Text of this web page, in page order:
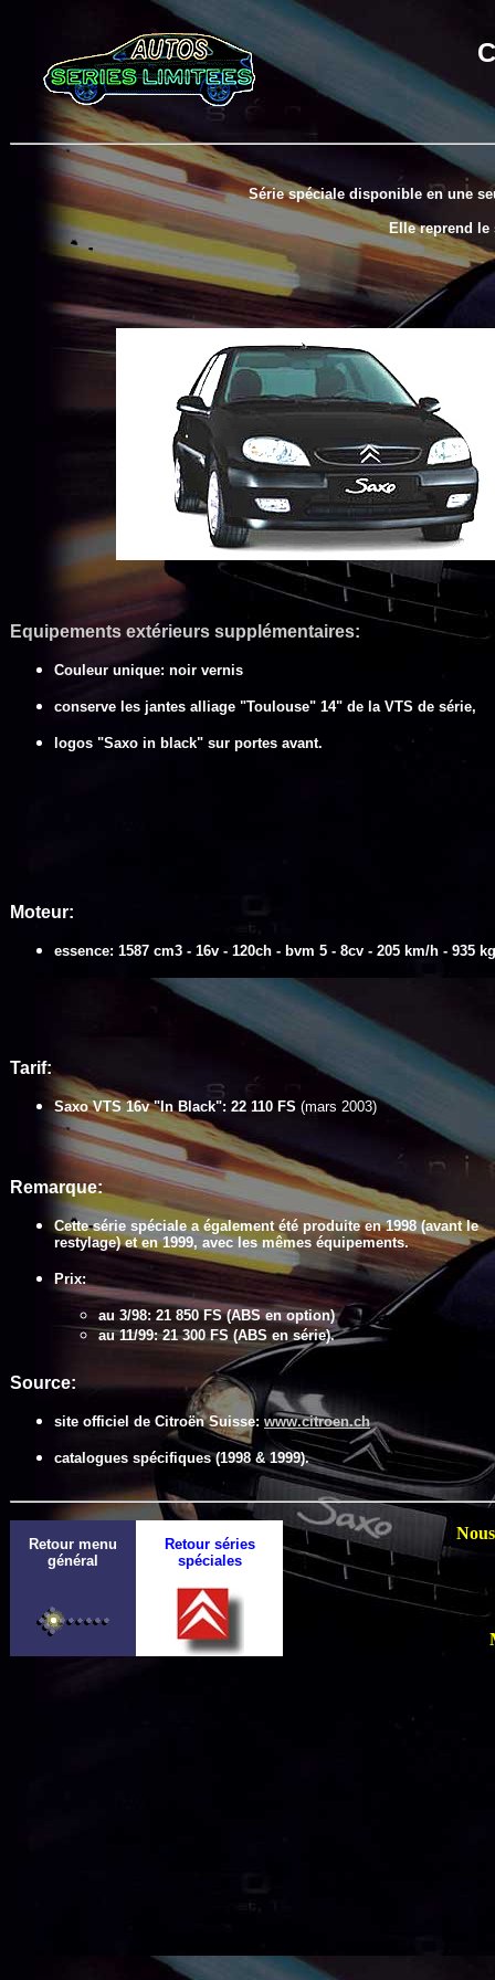
Série spéciale disponible en une
Elle reprend
Equipements extérieurs supplémentaires:
Couleur unique: noir vernis
conserve les jantes alliage "Toulouse" 14" de la VTS de série,
logos "Saxo in black" sur portes avant.
Moteur:
essence: 1587 cm3 - 16v - 120ch - bvm 5 - 8cv - 205 km/h - 935
Tarif:
Saxo VTS 16v "In Black": 22 110 FS (mars 2003)
Remarque:
Cette série spéciale a également été produite en 1998 (avant le
restylage) et en 1999, avec les mêmes équipements.
Prix:
au 3/98: 21 850 FS (ABS en option)
au 11/99: 21 300 FS (ABS en série).
Source:
site officiel de Citroën Suisse: www.citroen.ch
catalogues spécifiques (1998 & 1999).
Retour menu
général
Retour séries
spéciales